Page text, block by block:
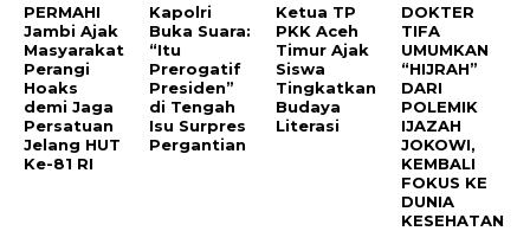
PERMAHI
Jambi Ajak
Masyarakat
Perangi
Hoaks
demi Jaga
Persatuan
Jelang HUT
Ke-81 RI
Kapolri
Buka Suara:
“Itu
Prerogatif
Presiden”
di Tengah
Isu Surpres
Pergantian
Ketua TP
PKK Aceh
Timur Ajak
Siswa
Tingkatkan
Budaya
Literasi
DOKTER
TIFA
UMUMKAN
“HIJRAH”
DARI
POLEMIK
IJAZAH
JOKOWI,
KEMBALI
FOKUS KE
DUNIA
KESEHATAN